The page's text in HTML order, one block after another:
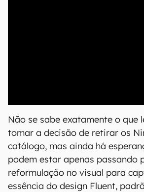
Não se sabe exatamente o que
tomar a decisão de retirar os
catálogo, mas ainda há
podem estar apenas passando
reformulação no visual para
essência do design Fluent,